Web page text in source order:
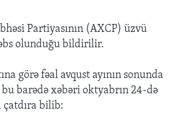
Partiyasının (AXCP) üzvü
olunduğu bildirilir.
görə fəal avqust ayının sonunda
barədə xəbəri oktyabrın 24-də
çatdıra bilib: